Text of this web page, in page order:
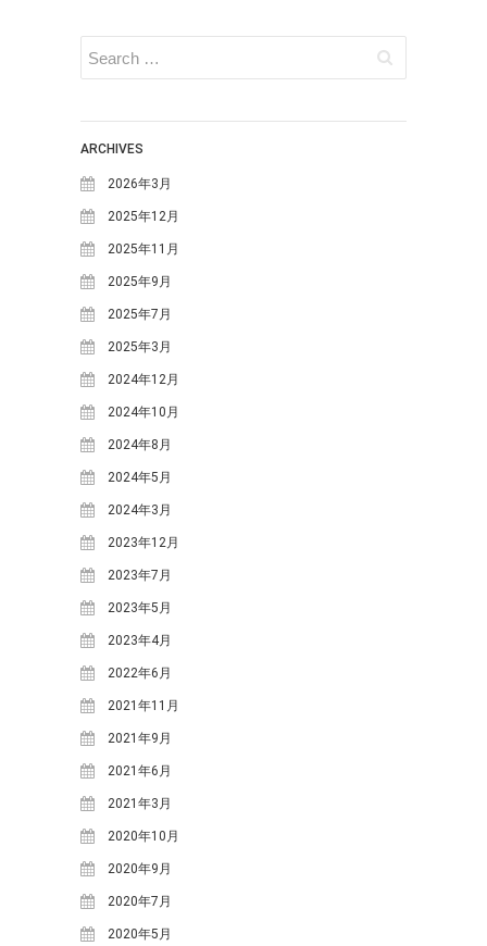
の生ごみ堆肥づくり～
日本ミツバチの巣箱を設置しま
苗づくりのための「培養土」づ
年末恒例餅つき大会を行いまし
カテゴリー
MOSO塾
One-Day カフェ/シェフ
お知らせ
ギャラリー
ブログ
めいほう夢ヴィジョン
体験・講座・ワークショップ
学ぶ森プロジェクト
One-Day カフェ/シェフ
ななしんぼカフ
みん育Cafe めいほうス
キー場 めいほう浪漫工房
ベント
カフェイベント
コンサート レジャー
伝統行事 伝統食 古民家
國田家の芝桜
地域イベ
ント 地域団体支援
森プロジェクト
ARCHIVES
2026年3月
2025年12月
2025年11月
2025年9月
2025年7月
2025年3月
2024年12月
2024年10月
2024年8月
2024年5月
2024年3月
2023年12月
2023年7月
2023年5月
2023年4月
2022年6月
2021年11月
2021年9月
2021年6月
2021年3月
2020年10月
2020年9月
2020年7月
2020年5月